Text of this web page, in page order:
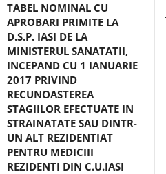
TABEL NOMINAL CU
APROBARI PRIMITE LA
D.S.P. IASI DE LA
MINISTERUL SANATATII,
INCEPAND CU 1 IANUARIE
2017 PRIVIND
RECUNOASTEREA
STAGIILOR EFECTUATE IN
STRAINATATE SAU DINTR-
UN ALT REZIDENTIAT
PENTRU MEDICIII
REZIDENTI DIN C.U.IASI